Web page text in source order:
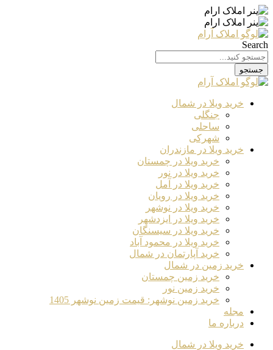
Search
جستجو
خرید ویلا در شمال
جنگلی
ساحلی
شهرکی
خرید ویلا در مازندران
خرید ویلا در چمستان
خرید ویلا در نور
خرید ویلا در آمل
خرید ویلا در رویان
خرید ویلا در نوشهر
خرید ویلا در ایزدشهر
خرید ویلا در سیسنگان
خرید ویلا در محمود آباد
خرید آپارتمان در شمال
خرید زمین در شمال
خرید زمین چمستان
خرید زمین نور
خرید زمین نوشهر: قیمت زمین نوشهر 1405
مجله
درباره ما
خرید ویلا در شمال